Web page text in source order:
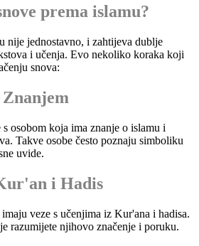
prema islamu?
nije jednostavno, i zahtijeva dublje
i učenja. Evo nekoliko koraka koji
snova:
osobom koja ima znanje o islamu i
Takve osobe često poznaju simboliku
uvide.
i Hadis
veze s učenjima iz Kur'ana i hadisa.
razumijete njihovo značenje i poruku.